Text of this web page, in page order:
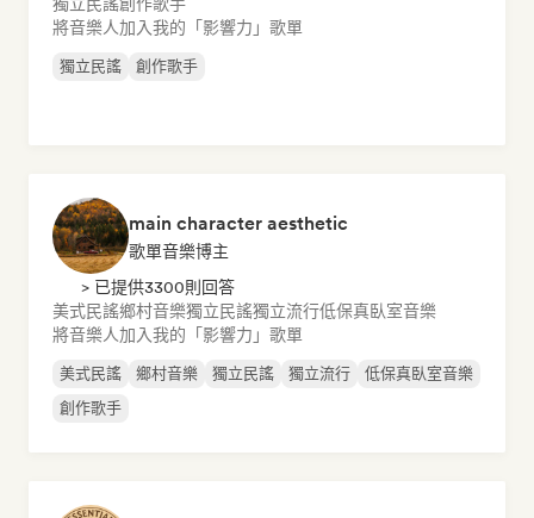
將音樂人加入我的「影響力」歌單
獨立民謠 創作歌手
main character aesthetic
歌單音樂博主
> 已提供3300則回答
美式民謠鄉村音樂獨立民謠獨立流行低保真臥室音樂
將音樂人加入我的「影響力」歌單
美式民謠 鄉村音樂 獨立民謠 獨立流行
低保真臥室音樂
創作歌手